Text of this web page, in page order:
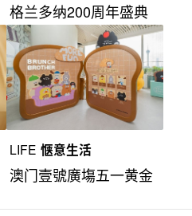
格兰多纳200周年盛典
“1968传奇”
LIFE 惬意生活
澳门壹號廣塲五一黄金